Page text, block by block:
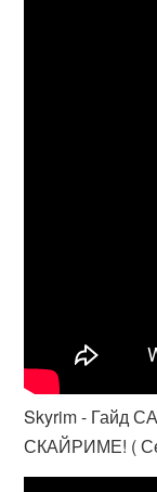
Skyrim - Гайд
СКАЙРИМЕ! (